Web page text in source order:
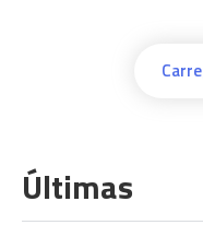
Últimas